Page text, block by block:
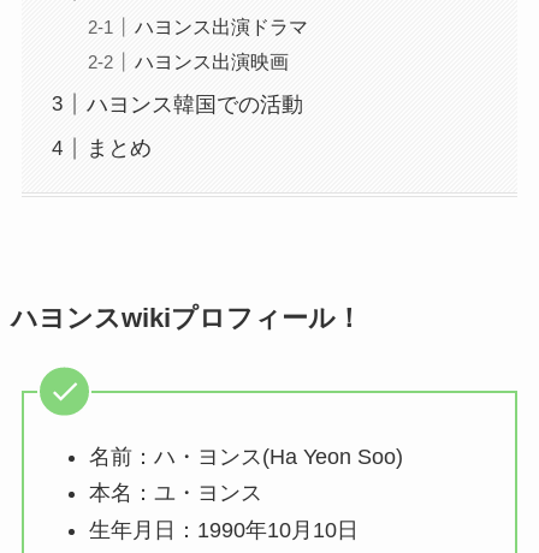
ハヨンス出演ドラマ
ハヨンス出演映画
ハヨンス韓国での活動
まとめ
ハヨンスwikiプロフィール！
名前：ハ・ヨンス(Ha Yeon Soo)
本名：ユ・ヨンス
生年月日：1990年10月10日